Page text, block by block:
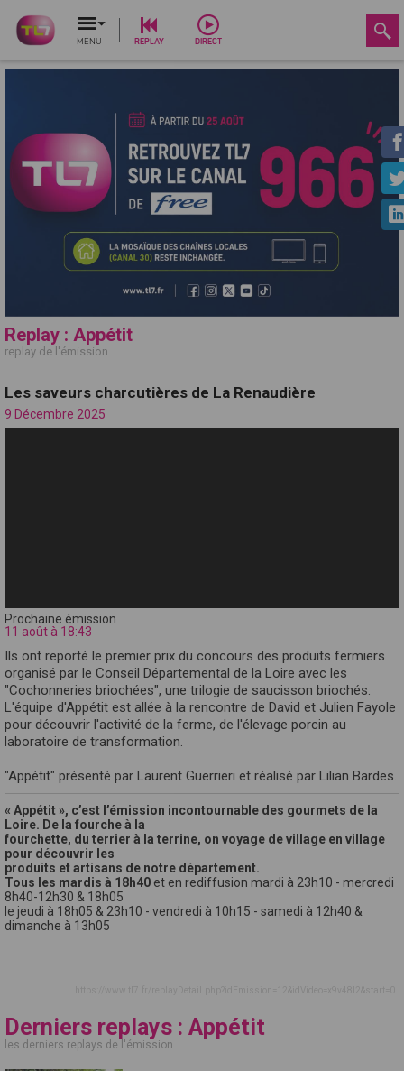
MENU REPLAY DIRECT
Replay : Appétit
replay de l'émission
Les saveurs charcutières de La Renaudière
9 Décembre 2025
Prochaine émission
11 août à 18:43
Ils ont reporté le premier prix du concours des produits fermiers
organisé par le Conseil Départemental de la Loire avec les
"Cochonneries briochées", une trilogie de saucisson briochés.
L'équipe d'Appétit est allée à la rencontre de David et Julien Fayole
pour découvrir l'activité de la ferme, de l'élevage porcin au
laboratoire de transformation.
"Appétit" présenté par Laurent Guerrieri et réalisé par Lilian Bardes.
« Appétit », c’est l’émission incontournable des gourmets de la
Loire. De la fourche à la
fourchette, du terrier à la terrine, on voyage de village en village
pour découvrir les
produits et artisans de notre département.
Tous les mardis à 18h40 et en rediffusion mardi à 23h10 - mercredi
8h40-12h30 & 18h05
le jeudi à 18h05 & 23h10 - vendredi à 10h15 - samedi à 12h40 &
dimanche à 13h05
Derniers replays : Appétit
les derniers replays de l'émission